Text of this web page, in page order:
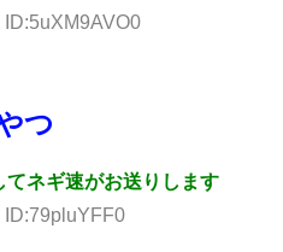
つ
てネギ速がお送りします
ID:79pluYFF0